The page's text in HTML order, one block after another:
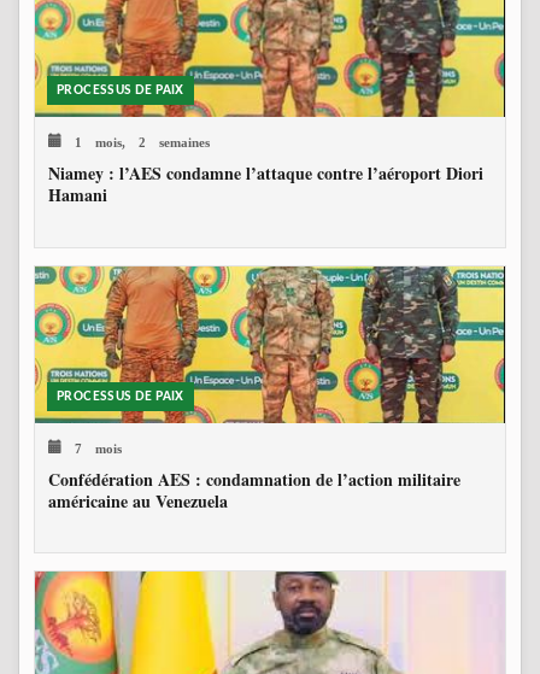
PROCESSUS DE PAIX
1 mois, 2 semaines
Niamey : l’AES condamne l’attaque contre l’aéroport Diori
Hamani
PROCESSUS DE PAIX
7 mois
Confédération AES : condamnation de l’action militaire
américaine au Venezuela